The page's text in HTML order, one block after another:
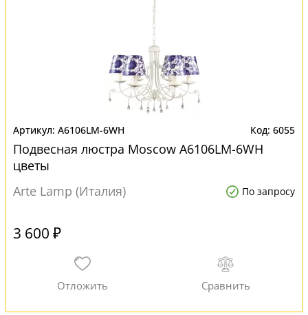
A6106LM-6WH 6055
Подвесная люстра Moscow A6106LM-6WH
цветы
Arte Lamp (Италия)
По запросу
3 600 ₽